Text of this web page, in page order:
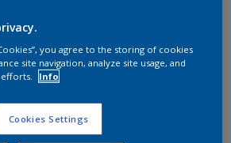
20 L
Kalkulator cat
Hitung
you agree to the storing of cookies
site navigation, analyze site usage, and
Info
Cookies Settings